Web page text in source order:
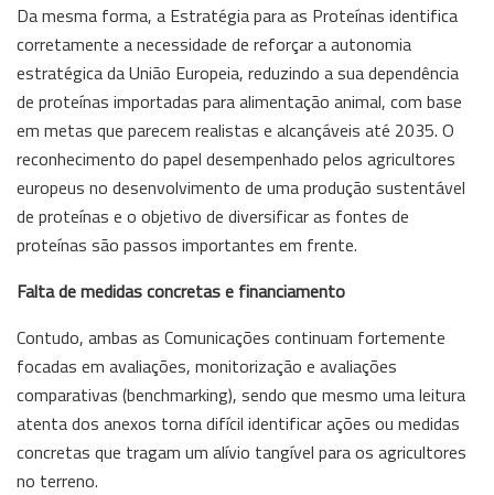
Da mesma forma, a Estratégia para as Proteínas identifica
corretamente a necessidade de reforçar a autonomia
estratégica da União Europeia, reduzindo a sua dependência
de proteínas importadas para alimentação animal, com base
em metas que parecem realistas e alcançáveis até 2035. O
reconhecimento do papel desempenhado pelos agricultores
europeus no desenvolvimento de uma produção sustentável
de proteínas e o objetivo de diversificar as fontes de
proteínas são passos importantes em frente.
Falta de medidas concretas e financiamento
Contudo, ambas as Comunicações continuam fortemente
focadas em avaliações, monitorização e avaliações
comparativas (benchmarking), sendo que mesmo uma leitura
atenta dos anexos torna difícil identificar ações ou medidas
concretas que tragam um alívio tangível para os agricultores
no terreno.